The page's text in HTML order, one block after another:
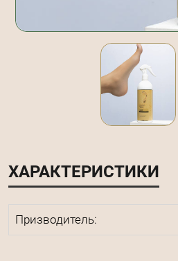
ХАРАКТЕРИСТИКИ
Призводитель: